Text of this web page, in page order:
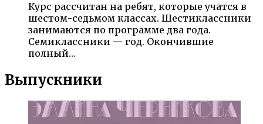
Курс рассчитан на ребят, которые учатся в
шестом-седьмом классах. Шестиклассники
занимаются по программе два года.
Семиклассники — год. Окончившие
полный…
Выпускники